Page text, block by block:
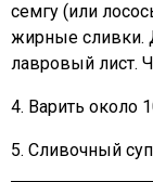
семгу (или
жирные сливки.
лавровый лист.
4. Варить около
5. Сливочный